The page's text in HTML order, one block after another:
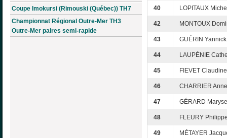
Coupe Imokursi (Rimouski (Québec)) TH7
Championnat Régional Outre-Mer TH3
Outre-Mer paires semi-rapide
40 LOPITAUX
42 MONTOUX
43 GUÉRIN Yannick
44 LAUPÉNIE
45 FIEVET Claudine
46 CHARRIER
47 GÉRARD Maryse
48 FLEURY
49 MÉTAYER